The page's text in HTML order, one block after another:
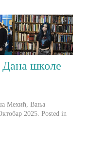
Дана школе
Мехић, Вања
2025 . Posted in